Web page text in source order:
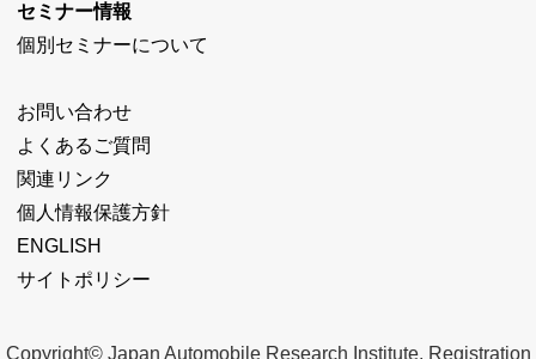
セミナー情報
個別セミナーについて
お問い合わせ
よくあるご質問
関連リンク
個人情報保護方針
ENGLISH
サイトポリシー
Copyright© Japan Automobile Research Institute. Registration